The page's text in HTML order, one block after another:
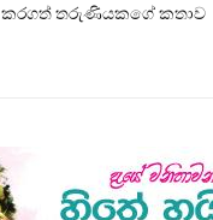
කරගත් තරුණියකගේ කතාව